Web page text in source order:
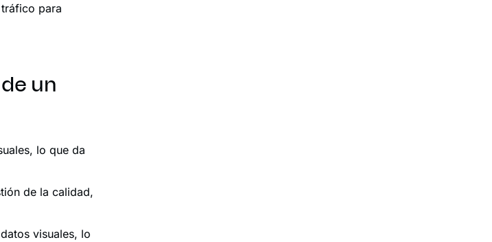
para
un
lo que da
de la calidad,
visuales, lo